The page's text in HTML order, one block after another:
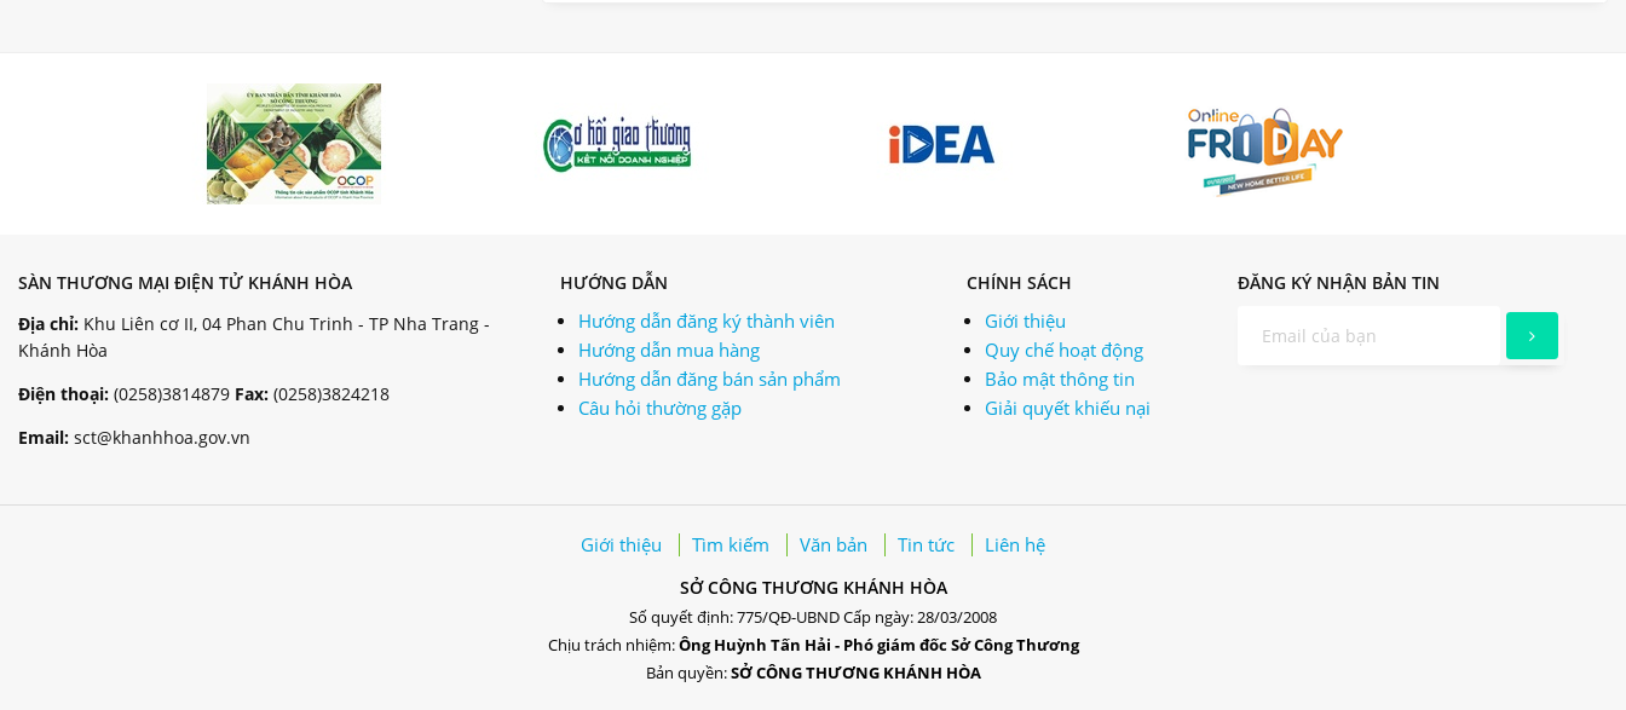
SÀN THƯƠNG MẠI ĐIỆN TỬ KHÁNH HÒA
Địa chỉ: Khu Liên cơ II, 04 Phan Chu Trinh - TP Nha Trang -
Khánh Hòa
Điện thoại: (0258)3814879 Fax: (0258)3824218
Email: sct@khanhhoa.gov.vn
HƯỚNG DẪN
Hướng dẫn đăng ký thành viên
Hướng dẫn mua hàng
Hướng dẫn đăng bán sản phẩm
Câu hỏi thường gặp
CHÍNH SÁCH
Giới thiệu
Quy chế hoạt động
Bảo mật thông tin
Giải quyết khiếu nại
ĐĂNG KÝ NHẬN BẢN TIN
Giới thiệu Tìm kiếm Văn bản Tin tức Liên hệ
SỞ CÔNG THƯƠNG KHÁNH HÒA
Số quyết định: 775/QĐ-UBND Cấp ngày: 28/03/2008
Chịu trách nhiệm:Ông Huỳnh Tấn Hải - Phó giám đốc Sở Công Thương
Bản quyền:SỞ CÔNG THƯƠNG KHÁNH HÒA